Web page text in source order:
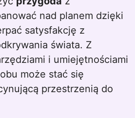
nad planem dzięki
satysfakcję z
świata. Z
i umiejętnościami
może stać się
przestrzenią do